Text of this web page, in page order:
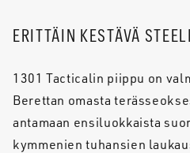
ERITTÄIN KESTÄVÄ
1301 Tacticalin piippu on
Berettan omasta
antamaan ensiluokkaista
kymmenien tuhansien